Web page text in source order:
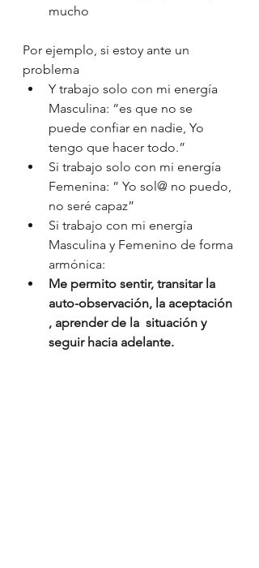
mucho
Por ejemplo, si estoy ante un
problema
Y trabajo solo con mi energía
Masculina: “es que no se
puede confiar en nadie, Yo
tengo que hacer todo.”
Si trabajo solo con mi energía
Femenina: ” Yo sol@ no puedo,
no seré capaz”
Si trabajo con mi energía
Masculina y Femenino de forma
armónica:
Me permito sentir, transitar la
auto-observación, la aceptación
, aprender de la  situación y
seguir hacia adelante.